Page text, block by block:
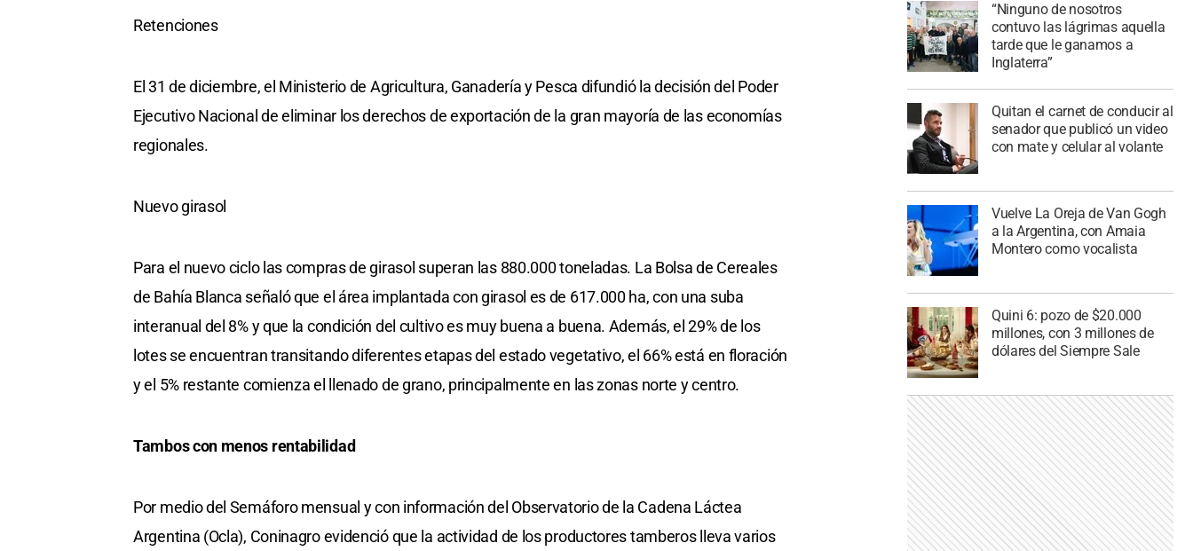
Retenciones
El 31 de diciembre, el Ministerio de Agricultura, Ganadería y Pesca difundió la decisión del Poder
Ejecutivo Nacional de eliminar los derechos de exportación de la gran mayoría de las economías
regionales.
Nuevo girasol
Para el nuevo ciclo las compras de girasol superan las 880.000 toneladas. La Bolsa de Cereales
de Bahía Blanca señaló que el área implantada con girasol es de 617.000 ha, con una suba
interanual del 8% y que la condición del cultivo es muy buena a buena. Además, el 29% de los
lotes se encuentran transitando diferentes etapas del estado vegetativo, el 66% está en floración
y el 5% restante comienza el llenado de grano, principalmente en las zonas norte y centro.
Tambos con menos rentabilidad
Por medio del Semáforo mensual y con información del Observatorio de la Cadena Láctea
Argentina (Ocla), Coninagro evidenció que la actividad de los productores tamberos lleva varios
“Ninguno de nosotros
contuvo las lágrimas aquella
tarde que le ganamos a
Inglaterra”
Quitan el carnet de conducir al
senador que publicó un video
con mate y celular al volante
Vuelve La Oreja de Van Gogh
a la Argentina, con Amaia
Montero como vocalista
Quini 6: pozo de $20.000
millones, con 3 millones de
dólares del Siempre Sale